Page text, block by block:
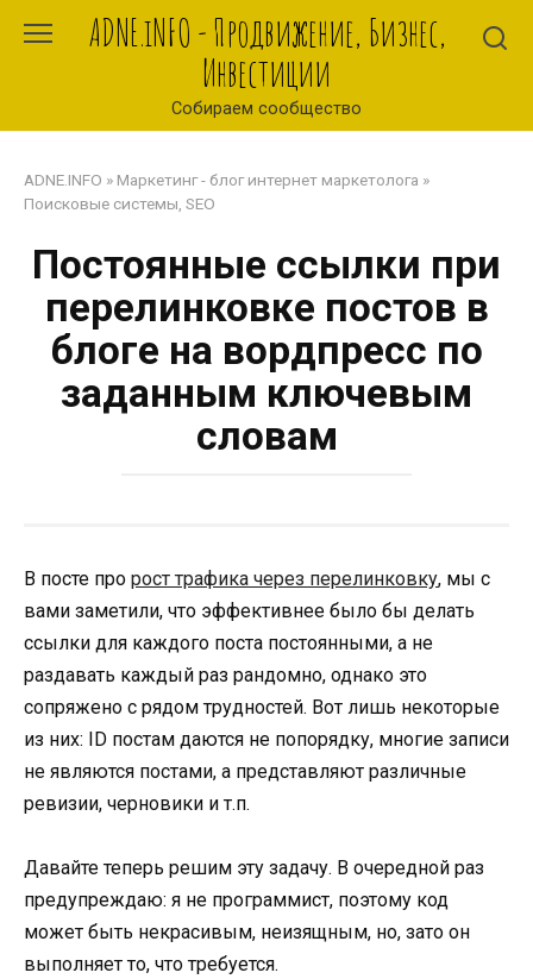
ADNE.iNFO - Продвижение, Бизнес,
Инвестиции
Собираем сообщество
ADNE.INFO » Маркетинг - блог интернет маркетолога »
Поисковые системы, SEO
Постоянные ссылки при
перелинковке постов в
блоге на вордпресс по
заданным ключевым
словам
В посте про рост трафика через перелинковку, мы с
вами заметили, что эффективнее было бы делать
ссылки для каждого поста постоянными, а не
раздавать каждый раз рандомно, однако это
сопряжено с рядом трудностей. Вот лишь некоторые
из них: ID постам даются не попорядку, многие записи
не являются постами, а представляют различные
ревизии, черновики и т.п.
Давайте теперь решим эту задачу. В очередной раз
предупреждаю: я не программист, поэтому код
может быть некрасивым, неизящным, но, зато он
выполняет то, что требуется.